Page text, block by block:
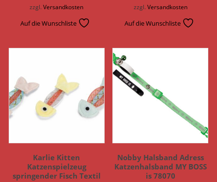
zzgl.Versandkosten
Auf die Wunschliste
zzgl. Versandkosten
Auf die Wunschliste
Karlie Kitten
Katzenspielzeug
springender Fisch Textil
Nobby Halsband Adress
Katzenhalsband MY BOSS
is 78070